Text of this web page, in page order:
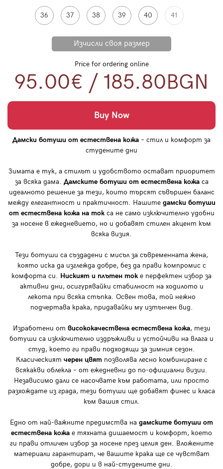
Дамски ботуши от естествена кожа – стил и комфорт за
студените дни
Зимата е тук, а стилът и удобството остават приоритет
за всяка дама. Дамските ботуши от естествена кожаса
идеалното решение за тези, които търсят съвършен баланс
между елегантност и практичност. Нашите дамски ботуши
от естествена кожа на токса не само изключително удобни
за носене в ежедневието, но и добавят стилен акцент към
всяка визия.
Тези ботуши са създадени с мисъл за съвременната жена,
която иска да изглежда добре, без да прави компромис с
комфорта си. Ниският и плътен ток е перфектен избор за
активни дни, осигурявайки стабилност на ходилото и
лекота при всяка стъпка. Освен това, той нежно
подчертава крака, придавайки му изтънчен вид.
Изработени от висококачествена естествена кожа, тези
ботуши са изключително издръжливи и устойчиви на влага и
студ, което ги прави подходящи за зимния сезон.
Класическият черен цвятпозволява лесно комбиниране с
всякакви облекла – от ежедневни до по-официални визии.
Независимо дали се насочвате към работата, или просто
разхождате из града, тези ботуши ще добавят финес и класа
към вашия стил.
Едно от най-важните предимства на дамските ботуши от
естествена кожа е тяхната дишаемост и комфорт, което
ги прави отличен избор за носене през целия ден. Вложените
материали гарантират, че вашите крака ще се чувстват
добре, дори и в най-студените дни.
36 37 38 39 40 41
Price for ordering online
95.00€ / 185.80BGN
Buy Now